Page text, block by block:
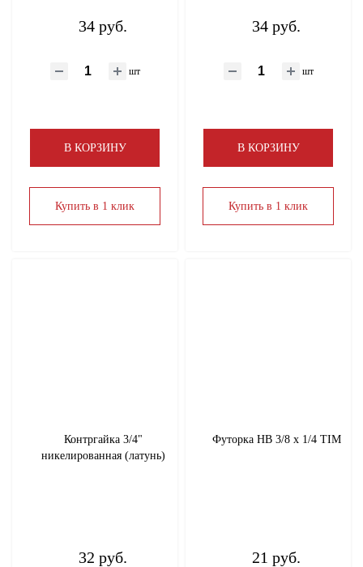
34 руб.
шт
В КОРЗИНУ
Купить в 1 клик
34 руб.
шт
В КОРЗИНУ
Купить в 1 клик
Контргайка 3/4"
никелированная (латунь)
32 руб.
Футорка НВ 3/8 х 1/4 TIM
21 руб.